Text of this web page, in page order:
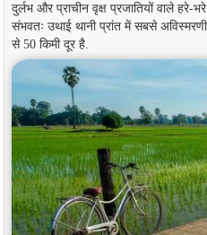
दुर्लभ और प्राचीन वृक्ष प्रजातियों वाले
संभवतः उथाई थानी प्रांत में सबसे
से 50 किमी दूर है.